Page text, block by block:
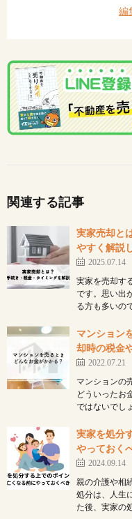
編
関連する記事
実家売却と
やすく解説
2025.07.14
実家を売却す
です。思い出
る方も多いの
マンション
却時の税金
2022.07.21
マンションの
どういったお
ではないでし
実家を処分
やっておく
2024.09.14
親の介護や相
処分は、人生
た後、実家の